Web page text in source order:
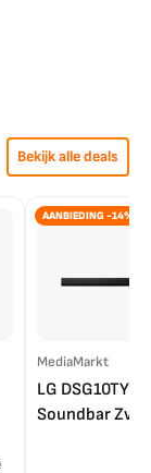
Bekijk alle deals
AANBIEDING -14%
MediaMarkt
LG DSG10TY
Soundbar